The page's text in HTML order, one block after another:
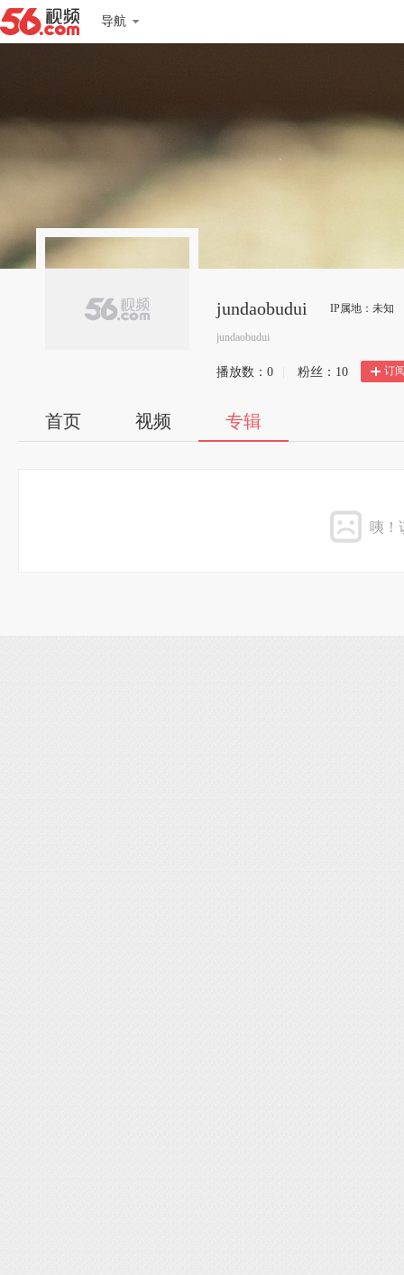
导航
jundaobudui IP属地：未知
jundaobudui
播放数： 0 粉丝： 10 订
首页 视频 专辑
咦！